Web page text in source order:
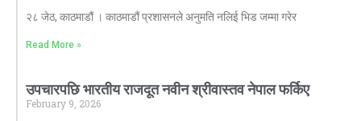
२८ जेठ, काठमाडौं । काठमाडौं प्रशासनले अनुमति नलिई भिड जम्मा गरेर
Read More »
उपचारपछि भारतीय राजदूत नवीन श्रीवास्तव नेपाल फर्किए
February 9, 2026